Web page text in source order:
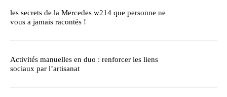
les secrets de la Mercedes w214 que personne ne
vous a jamais racontés !
Activités manuelles en duo : renforcer les liens
sociaux par l’artisanat